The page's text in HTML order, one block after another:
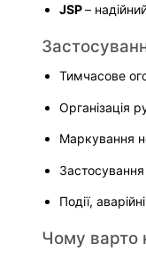
JSP –
Тимчасове
Організація
Маркування
Події,
Чому варто